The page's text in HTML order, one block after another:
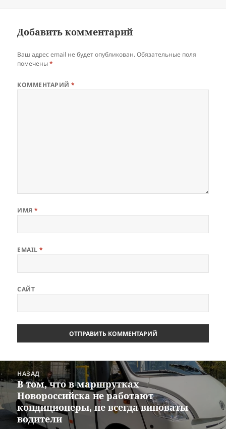
Добавить комментарий
Ваш адрес email не будет опубликован. Обязательные поля
помечены*
КОММЕНТАРИЙ*
ИМЯ*
EMAIL*
САЙТ
Навигация
по
записям
НАЗАД
Предыдущая
запись:
В том, что в маршрутках
Новороссийска не работают
кондиционеры, не всегда виноваты
водители